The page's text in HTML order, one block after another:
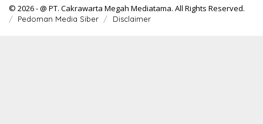
© 2026 - @ PT. Cakrawarta Megah Mediatama. All Rights Reserved.
Pedoman Media Siber Disclaimer